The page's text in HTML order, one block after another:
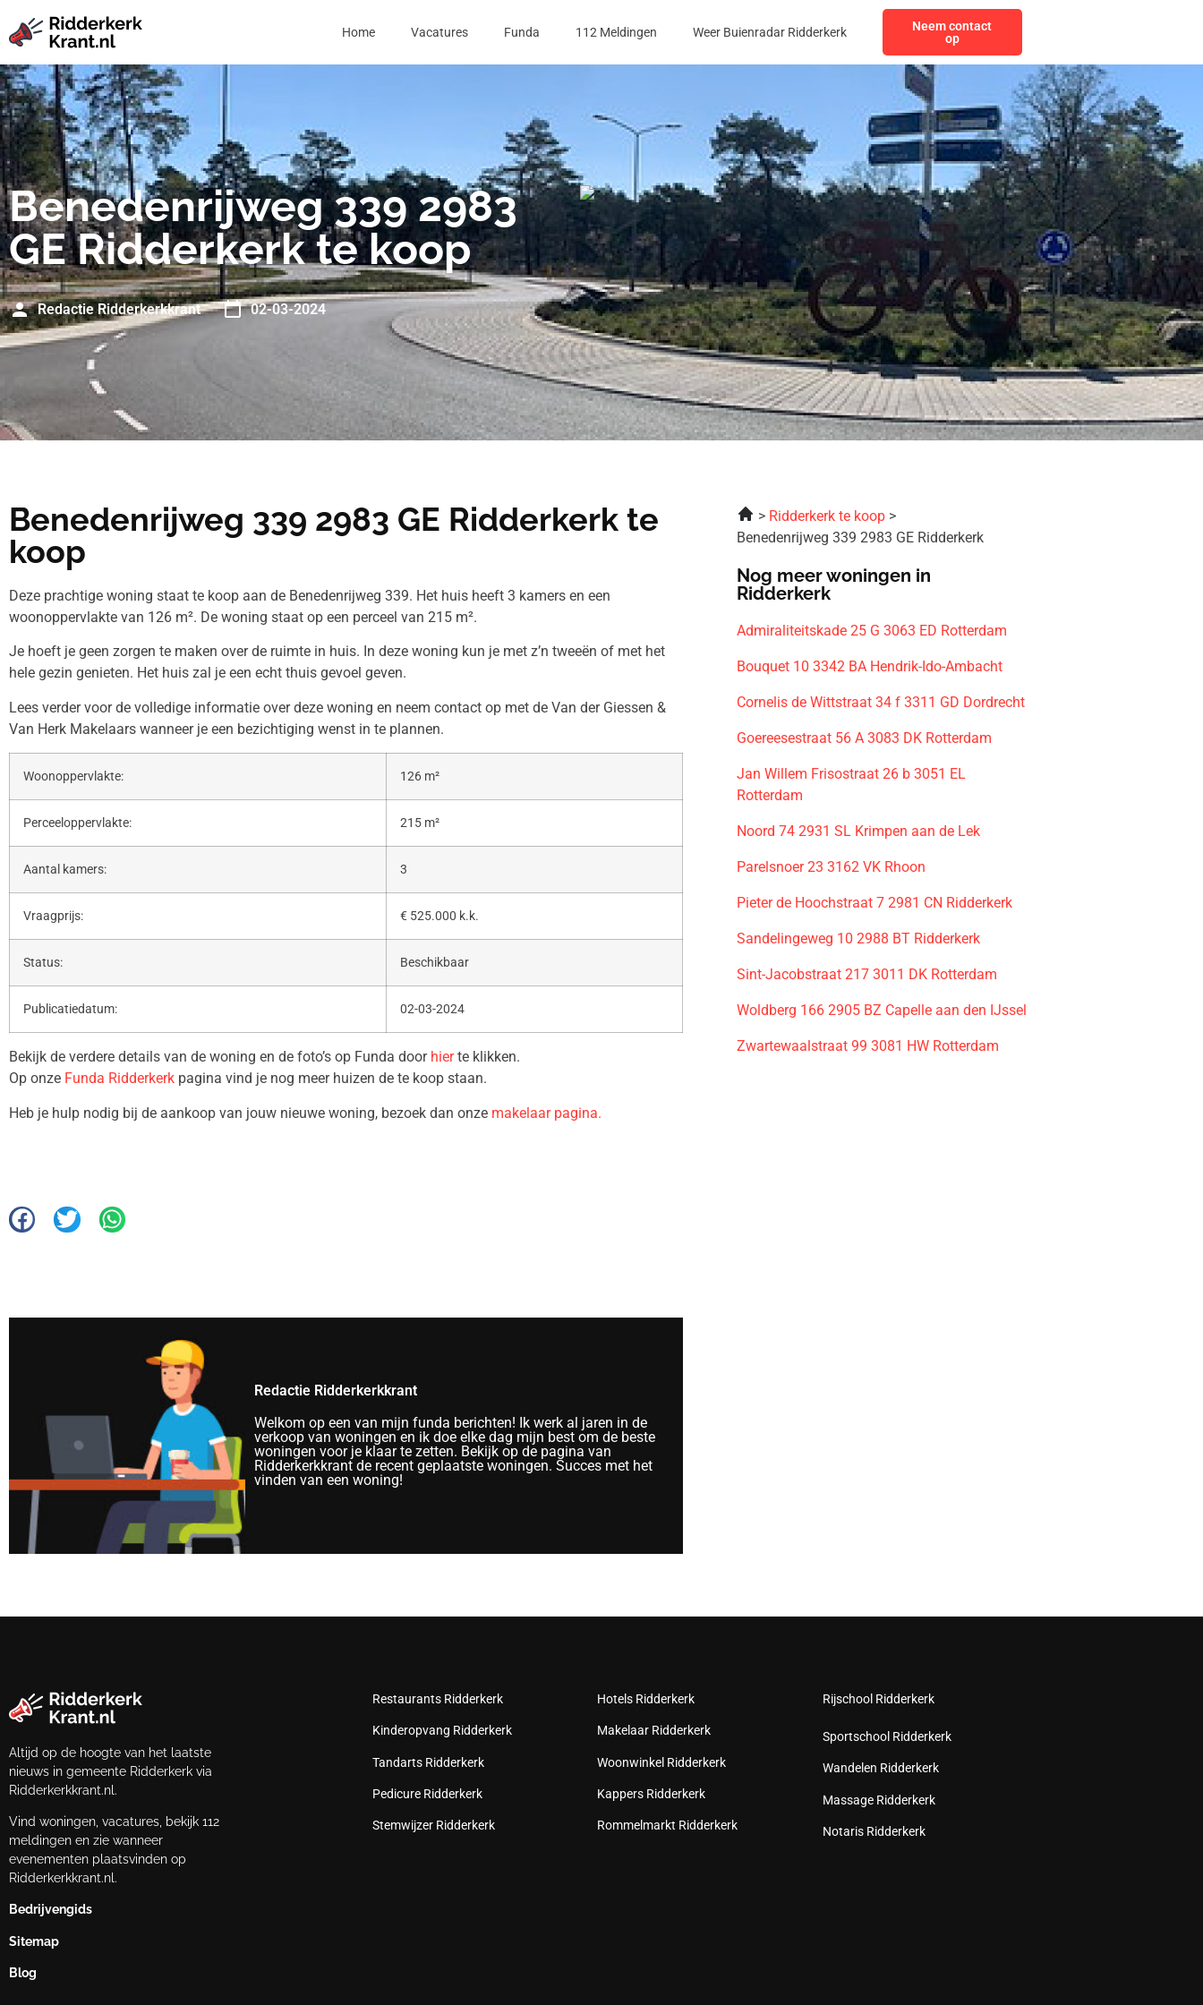
Home Vacatures Funda 112 Meldingen Weer Buienradar Ridderkerk
Neem contact
op
Benedenrijweg 339 2983
GE Ridderkerk te koop
Redactie Ridderkerkkrant 02-03-2024
Benedenrijweg 339 2983 GE Ridderkerk te
koop
Deze prachtige woning staat te koop aan de Benedenrijweg 339. Het huis heeft 3 kamers en een
woonoppervlakte van 126 m². De woning staat op een perceel van 215 m².
Je hoeft je geen zorgen te maken over de ruimte in huis. In deze woning kun je met z’n tweeën of met het
hele gezin genieten. Het huis zal je een echt thuis gevoel geven.
Lees verder voor de volledige informatie over deze woning en neem contact op met de Van der Giessen &
Van Herk Makelaars wanneer je een bezichtiging wenst in te plannen.
Woonoppervlakte: 126 m²
Perceeloppervlakte: 215 m²
Aantal kamers: 3
Vraagprijs: € 525.000 k.k.
Status: Beschikbaar
Publicatiedatum: 02-03-2024
Bekijk de verdere details van de woning en de foto’s op Funda door hierte klikken.
Op onze Funda Ridderkerk pagina vind je nog meer huizen de te koop staan.
Heb je hulp nodig bij de aankoop van jouw nieuwe woning, bezoek dan onze makelaar pagina.
Redactie Ridderkerkkrant
Welkom op een van mijn funda berichten! Ik werk al jaren in de
verkoop van woningen en ik doe elke dag mijn best om de beste
woningen voor je klaar te zetten. Bekijk op de pagina van
Ridderkerkkrant de recent geplaatste woningen. Succes met het
vinden van een woning!
Ridderkerk te koop
Benedenrijweg 339 2983 GE Ridderkerk
Nog meer woningen in
Ridderkerk
Admiraliteitskade 25 G 3063 ED Rotterdam
Bouquet 10 3342 BA Hendrik-Ido-Ambacht
Cornelis de Wittstraat 34 f 3311 GD Dordrecht
Goereesestraat 56 A 3083 DK Rotterdam
Jan Willem Frisostraat 26 b 3051 EL
Rotterdam
Noord 74 2931 SL Krimpen aan de Lek
Parelsnoer 23 3162 VK Rhoon
Pieter de Hoochstraat 7 2981 CN Ridderkerk
Sandelingeweg 10 2988 BT Ridderkerk
Sint-Jacobstraat 217 3011 DK Rotterdam
Woldberg 166 2905 BZ Capelle aan den IJssel
Zwartewaalstraat 99 3081 HW Rotterdam
Altijd op de hoogte van het laatste
nieuws in gemeente Ridderkerk via
Ridderkerkkrant.nl.
Vind woningen, vacatures, bekijk 112
meldingen en zie wanneer
evenementen plaatsvinden op
Ridderkerkkrant.nl.
Bedrijvengids
Sitemap
Blog
Restaurants Ridderkerk
Kinderopvang Ridderkerk
Tandarts Ridderkerk
Pedicure Ridderkerk
Stemwijzer Ridderkerk
Hotels Ridderkerk
Makelaar Ridderkerk
Woonwinkel Ridderkerk
Kappers Ridderkerk
Rommelmarkt Ridderkerk
Rijschool Ridderkerk
Sportschool Ridderkerk
Wandelen Ridderkerk
Massage Ridderkerk
Notaris Ridderkerk